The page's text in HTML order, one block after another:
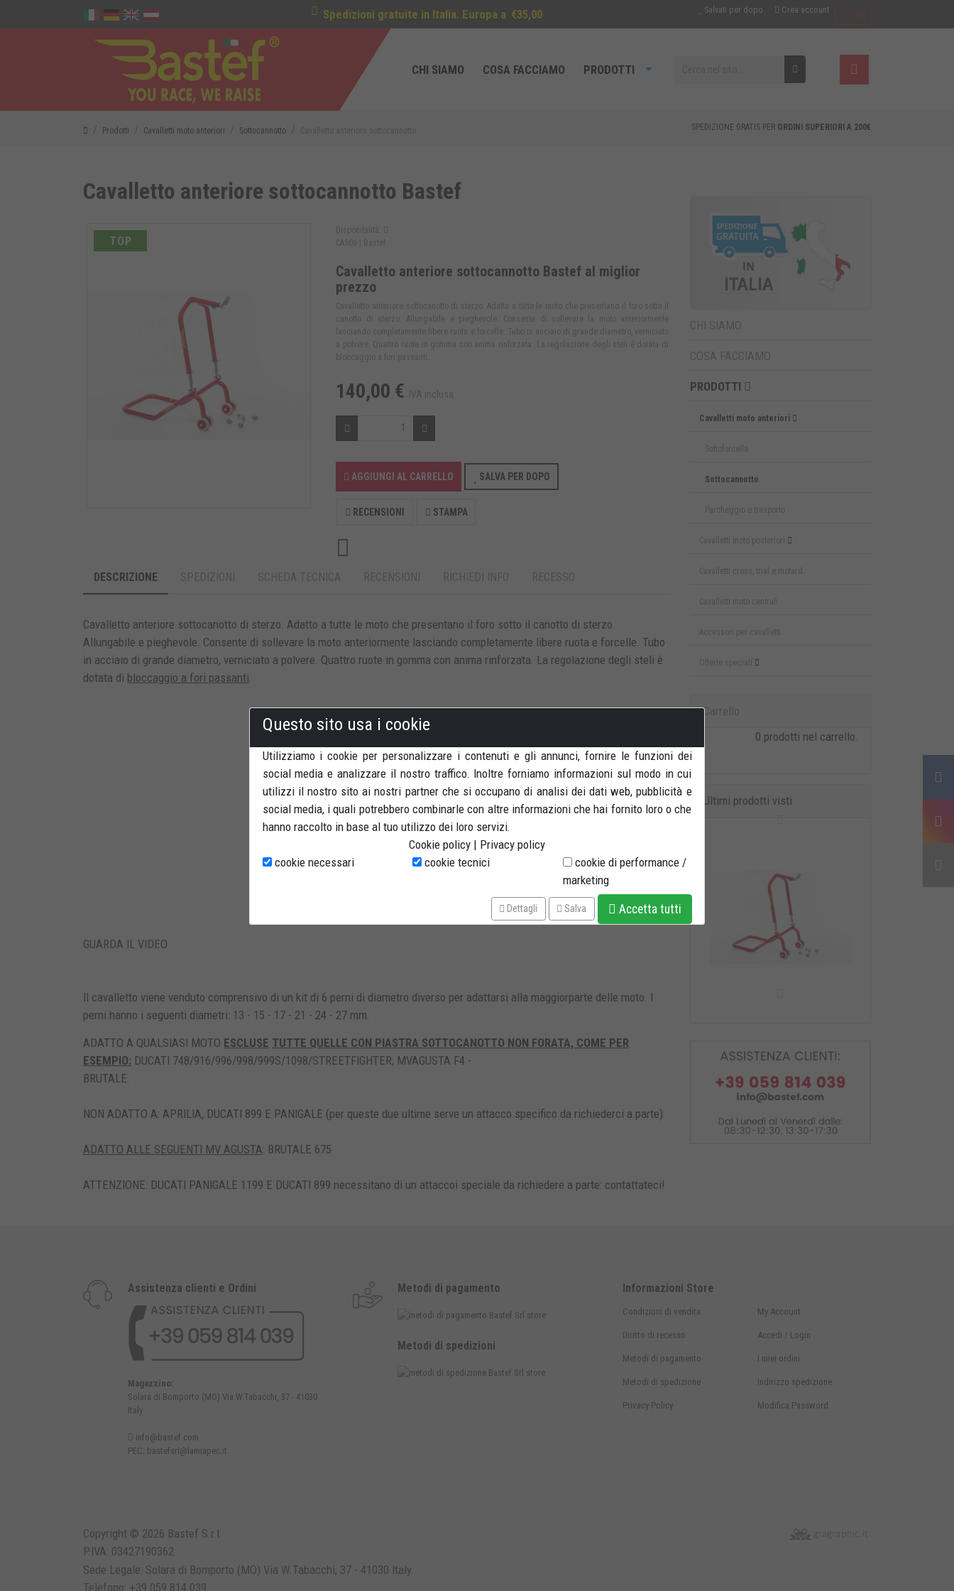
Spedizioni gratuite in Italia. Europa a €35,00 Salvati per dopo Crea account Login
CHI SIAMO COSA FACCIAMO PRODOTTI
Prodotti Cavalletti moto anteriori Sottocannotto SPEDIZIONE GRATIS PER ORDINI SUPERIORI A 200€
Cavalletto anteriore sottocannotto Bastef
TOP
Disponibilità:
CAS06 | Bastef
Cavalletto anteriore sottocannotto Bastef al miglior
prezzo
Cavalletto anteriore sottocanotto di sterzo. Adatto a tutte le moto che presentano il foro sotto il
canotto di sterzo. Allungabile e pieghevole. Consente di sollevare la moto anteriormente
lasciando completamente libere ruota e forcelle. Tubo in acciaio di grande diametro, verniciato
a polvere. Quattro ruote in gomma con anima rinforzata. La regolazione degli steli è dotata di
bloccaggio a fori passanti.
140,00 € IVA inclusa
AGGIUNGI AL CARRELLO SALVA PER DOPO
RECENSIONI STAMPA
DESCRIZIONE SPEDIZIONI SCHEDA TECNICA RECENSIONI RICHIEDI INFO RECESSO
Cavalletto anteriore sottocanotto di sterzo. Adatto a tutte le moto che presentano il foro sotto il canotto di sterzo.
Allungabile e pieghevole. Consente di sollevare la moto anteriormente lasciando completamente libere ruota e forcelle. Tubo
in acciaio di grande diametro, verniciato a polvere. Quattro ruote in gomma con anima rinforzata. La regolazione degli steli è
dotata di bloccaggio a fori passanti
GUARDA IL VIDEO
Il cavalletto viene venduto comprensivo di un kit di 6 perni di diametro diverso per adattarsi alla maggiorparte delle moto. I
perni hanno i seguenti diametri: 13 - 15 - 17 - 21 - 24 - 27 mm.
ADATTO A QUALSIASI MOTO ESCLUSE TUTTE QUELLE CON PIASTRA SOTTOCANOTTO NON FORATA, COME PER
ESEMPIO: DUCATI 748/916/996/998/999S/1098/STREETFIGHTER; MVAGUSTA F4 -
BRUTALE.
NON ADATTO A: APRILIA, DUCATI 899 E PANIGALE (per queste due ultime serve un attacco specifico da richiederci a parte).
ADATTO ALLE SEGUENTI MV AGUSTA: BRUTALE 675
ATTENZIONE: DUCATI PANIGALE 1199 E DUCATI 899 necessitano di un attaccoi speciale da richiedere a parte: contattateci!
CHI SIAMO
COSA FACCIAMO
PRODOTTI
Cavalletti moto anteriori
Sottoforcella
Sottocannotto
Parcheggio e trasporto
Cavalletti moto posteriori
Cavalletti cross, trial e motard
Cavalletti moto centrali
Accessori per cavalletti
Offerte speciali
Carrello
0 prodotti nel carrello.
Ultimi prodotti visti
Assistenza clienti e Ordini
Magazzino:
Solara di Bomporto (MO) Via W.Tabacchi, 37 - 41030
Italy
info@bastef.com
PEC: bastefsrl@lamiapec.it
Metodi di pagamento
Metodi di spedizioni
Informazioni Store
Condizioni di vendita
Diritto di recesso
Metodi di pagamento
Metodi di spedizione
Privacy Policy
My Account
Accedi / Login
I miei ordini
Indirizzo spedizione
Modifica Password
Copyright © 2026 Bastef S.r.l.
P.IVA: 03427190362
Sede Legale: Solara di Bomporto (MO) Via W.Tabacchi, 37 - 41030 Italy
Telefono: +39 059 814 039
Questo sito usa i cookie
Utilizziamo i cookie per personalizzare i contenuti e gli annunci, fornire le funzioni dei
social media e analizzare il nostro traffico. Inoltre forniamo informazioni sul modo in cui
utilizzi il nostro sito ai nostri partner che si occupano di analisi dei dati web, pubblicità e
social media, i quali potrebbero combinarle con altre informazioni che hai fornito loro o che
hanno raccolto in base al tuo utilizzo dei loro servizi.
Cookie policy | Privacy policy
cookie necessari
cookie tecnici
cookie di performance /
marketing
Dettagli Salva Accetta tutti